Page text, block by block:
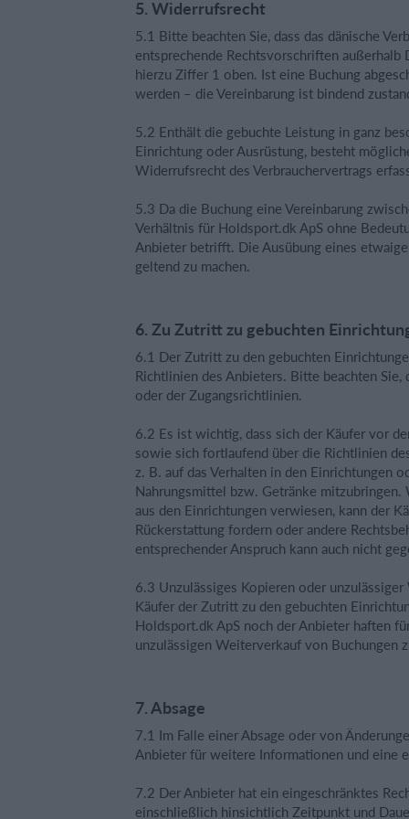
5. Widerrufsrecht
5.1 Bitte beachten Sie, dass das dänische
entsprechende Rechtsvorschriften
hierzu Ziffer 1 oben. Ist eine Buchung
werden – die Vereinbarung ist bindend
5.2 Enthält die gebuchte Leistung in ganz
Einrichtung oder Ausrüstung, besteht
Widerrufsrecht des Verbrauchervertrags
5.3 Da die Buchung eine Vereinbarung
Verhältnis für Holdsport.dk ApS ohne
Anbieter betrifft. Die Ausübung eines
geltend zu machen.
6. Zu Zutritt zu gebuchten
6.1 Der Zutritt zu den gebuchten
Richtlinien des Anbieters. Bitte beachten
oder der Zugangsrichtlinien.
6.2 Es ist wichtig, dass sich der Käufer vor
sowie sich fortlaufend über die Richtlinien
z. B. auf das Verhalten in den Einrichtungen
Nahrungsmittel bzw. Getränke
aus den Einrichtungen verwiesen, kann der
Rückerstattung fordern oder andere
entsprechender Anspruch kann auch nicht
6.3 Unzulässiges Kopieren oder
Käufer der Zutritt zu den gebuchten
Holdsport.dk ApS noch der Anbieter haften
unzulässigen Weiterverkauf von Buchungen
7. Absage
7.1 Im Falle einer Absage oder von
Anbieter für weitere Informationen und eine
7.2 Der Anbieter hat ein eingeschränktes
einschließlich hinsichtlich Zeitpunkt und